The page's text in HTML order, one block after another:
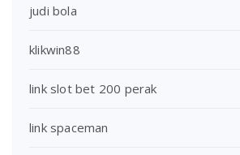
judi bola
klikwin88
link slot bet 200 perak
link spaceman